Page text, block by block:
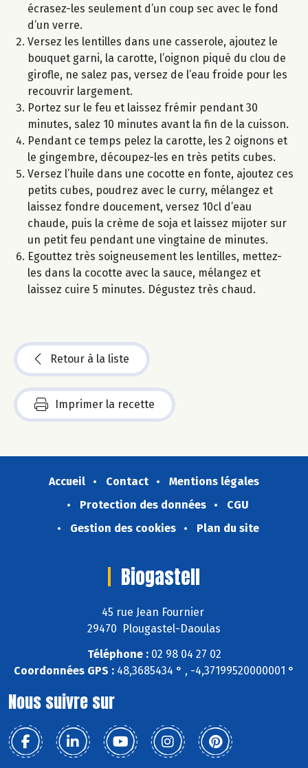
écrasez-les seulement d’un coup sec avec le fond
d’un verre.
Versez les lentilles dans une casserole, ajoutez le
bouquet garni, la carotte, l’oignon piqué du clou de
girofle, ne salez pas, versez de l’eau froide pour les
recouvrir largement.
Portez sur le feu et laissez frémir pendant 30
minutes, salez 10 minutes avant la fin de la cuisson.
Pendant ce temps pelez la carotte, les 2 oignons et
le gingembre, découpez-les en très petits cubes.
Versez l’huile dans une cocotte en fonte, ajoutez ces
petits cubes, poudrez avec le curry, mélangez et
laissez fondre doucement, versez 10cl d’eau
chaude, puis la crème de soja et laissez mijoter sur
un petit feu pendant une vingtaine de minutes.
Egouttez très soigneusement les lentilles, mettez-
les dans la cocotte avec la sauce, mélangez et
laissez cuire 5 minutes. Dégustez très chaud.
Retour à la liste
Imprimer la recette
Accueil Contact
Mentions légales
Protection des données
CGU
Gestion des cookies
Plan du site
Biogastell
45 rue Jean Fournier
29470 Plougastel-Daoulas
Téléphone :02 98 04 27 02
Coordonnées GPS : 48,3685434 ° , -4,37199520000001 °
Nous suivre sur